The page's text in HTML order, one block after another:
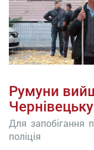
Румуни
Для запобігання
поліція